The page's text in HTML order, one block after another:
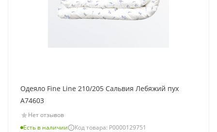
Одеяло Fine Line 210/205 Сальвия Лебяжий пух
A74603
Нет отзывов
Есть в наличии
Код товара: Р0000129751